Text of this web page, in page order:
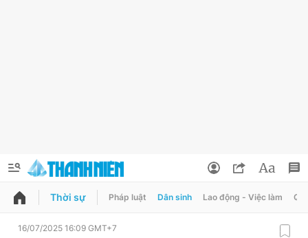
QUẢNG CÁO
Thời sự Pháp luật Dân sinh Lao động - Việc làm
16/07/2025 16:09 GMT+7